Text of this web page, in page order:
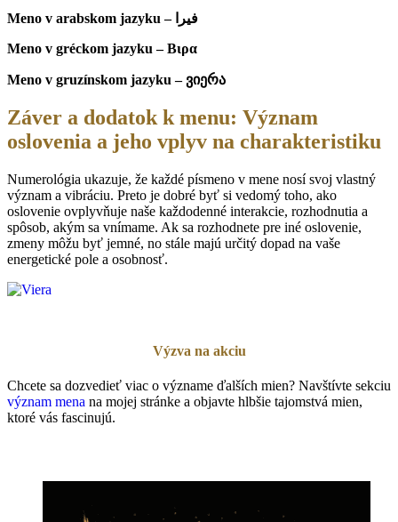
Meno v arabskom jazyku – فيرا
Meno v gréckom jazyku –Βιρα
Meno v gruzínskom jazyku – ვიერა
Záver a dodatok k menu: Význam
oslovenia a jeho vplyv na charakteristiku
Numerológia ukazuje, že každé písmeno v mene nosí svoj vlastný
význam a vibráciu. Preto je dobré byť si vedomý toho, ako
oslovenie ovplyvňuje naše každodenné interakcie, rozhodnutia a
spôsob, akým sa vnímame. Ak sa rozhodnete pre iné oslovenie,
zmeny môžu byť jemné, no stále majú určitý dopad na vaše
energetické pole a osobnosť.
Výzva na akciu
Chcete sa dozvedieť viac o význame ďalších mien? Navštívte sekciu
význam mena na mojej stránke a objavte hlbšie tajomstvá mien,
ktoré vás fascinujú.